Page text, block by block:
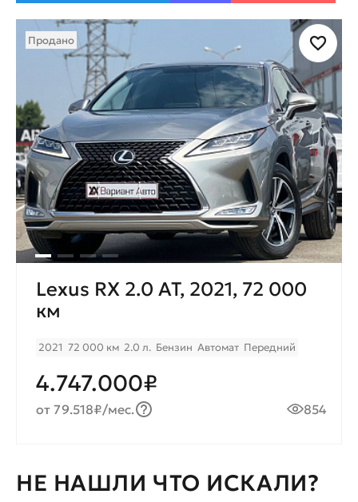
Продано
Lexus RX 2.0 AT, 2021, 72 000
км
2021 72 000 км 2.0 л. Бензин Автомат Передний
4.747.000₽
от 79.518₽/мес. 854
НЕ НАШЛИ ЧТО ИСКАЛИ?